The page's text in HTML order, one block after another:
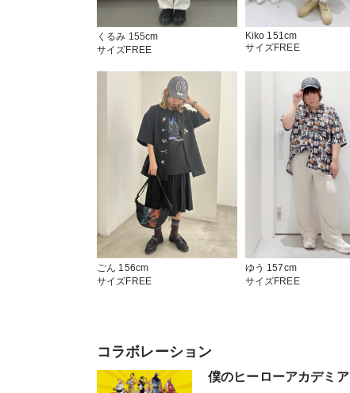
くるみ 155cm
サイズFREE
Kiko 151cm
サイズFREE
ごん 156cm
サイズFREE
ゆう 157cm
サイズFREE
コラボレーション
僕のヒーローアカデミア